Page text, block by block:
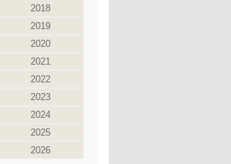
2018
2019
2020
2021
2022
2023
2024
2025
2026